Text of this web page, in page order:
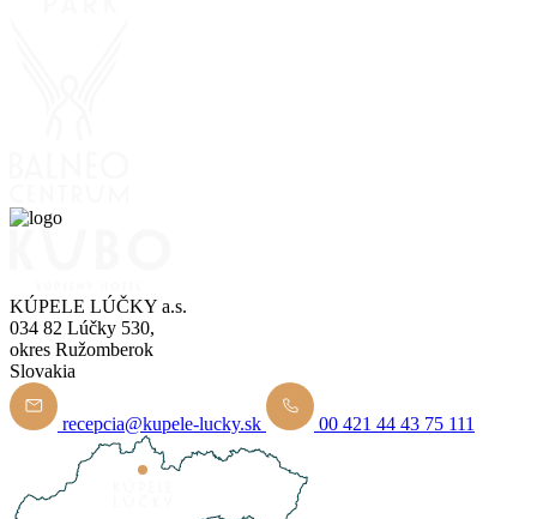
KÚPELE LÚČKY a.s.
034 82 Lúčky 530,
okres Ružomberok
Slovakia
recepcia@kupele-lucky.sk 00 421 44 43 75 111